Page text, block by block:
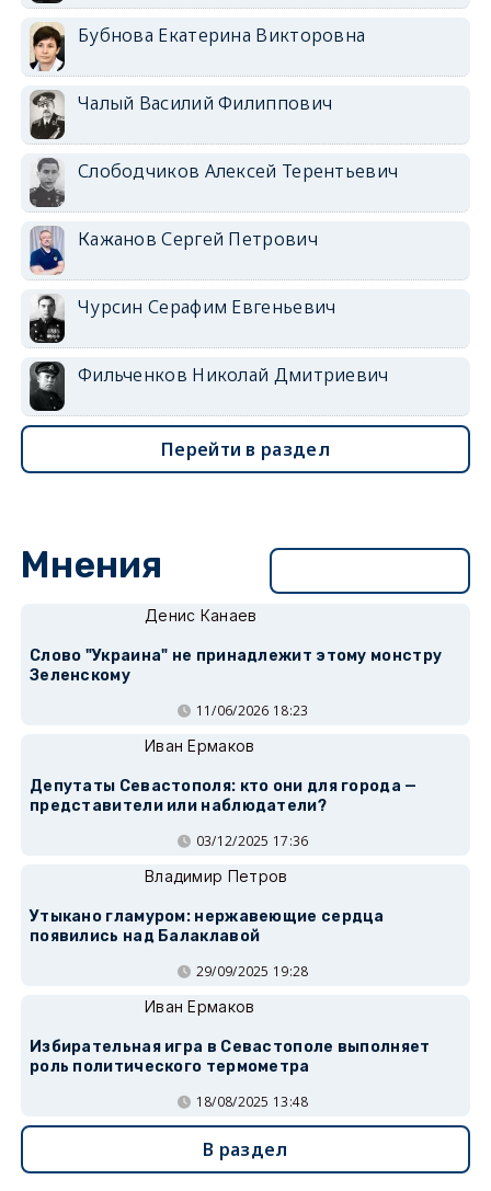
Бубнова Екатерина Викторовна
Чалый Василий Филиппович
Слободчиков Алексей Терентьевич
Кажанов Сергей Петрович
Чурсин Серафим Евгеньевич
Фильченков Николай Дмитриевич
Перейти в раздел
Мнения
Денис Канаев
Слово "Украина" не принадлежит этому монстру
Зеленскому
11/06/2026 18:23
Иван Ермаков
Депутаты Севастополя: кто они для города —
представители или наблюдатели?
03/12/2025 17:36
Владимир Петров
Утыкано гламуром: нержавеющие сердца
появились над Балаклавой
29/09/2025 19:28
Иван Ермаков
Избирательная игра в Севастополе выполняет
роль политического термометра
18/08/2025 13:48
В раздел